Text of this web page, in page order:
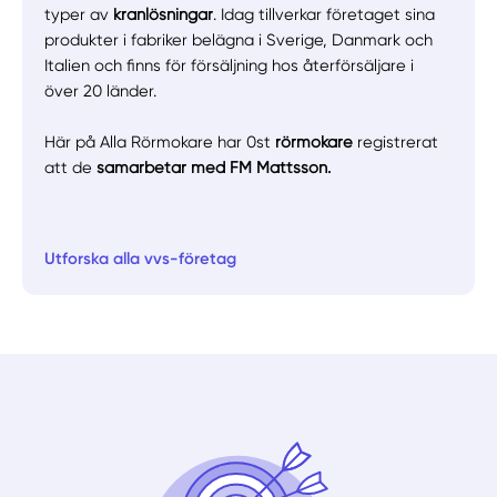
typer av kranlösningar. Idag tillverkar företaget sina
produkter i fabriker belägna i Sverige, Danmark och
Italien och finns för försäljning hos återförsäljare i
över 20 länder.
Här på Alla Rörmokare har 0st rörmokare registrerat
att desamarbetar med FM Mattsson.
Utforska alla vvs-företag